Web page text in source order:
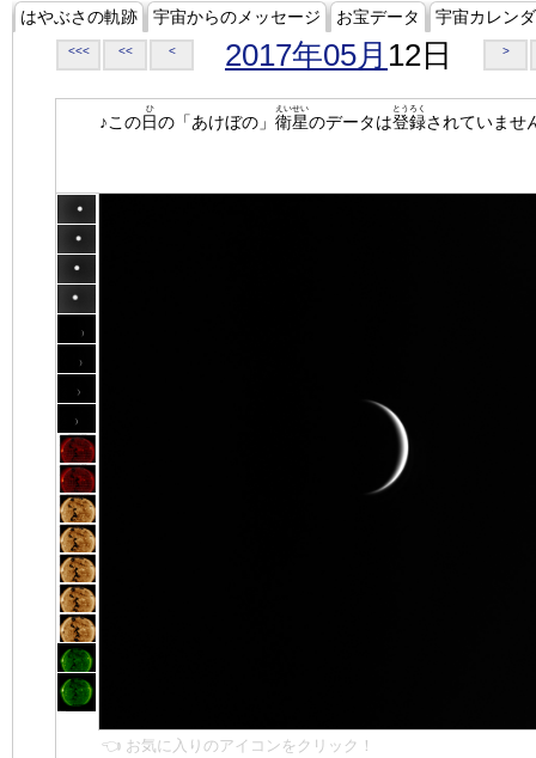
はやぶさの軌跡 宇宙からのメッセージ お宝データ 宇宙カレン
<<< << < 2017年05月 12日 >
♪この日
ひ
の「あけぼの」 衛星
えいせい
のデータは登録
とうろく
されていませ
👈 お気に入りのアイコンをクリック！